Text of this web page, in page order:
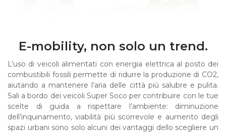
E-mobility, non solo un trend.
L’uso di veicoli alimentati con energia elettrica al posto dei
combustibili fossili permette di ridurre la produzione di CO2,
aiutando a mantenere l’aria delle città più salubre e pulita.
Sali a bordo dei veicoli Super Soco per contribuire con le tue
scelte di guida a rispettare l’ambiente: diminuzione
dell’inquinamento, viabilità più scorrevole e aumento degli
spazi urbani sono solo alcuni dei vantaggi dello scegliere un